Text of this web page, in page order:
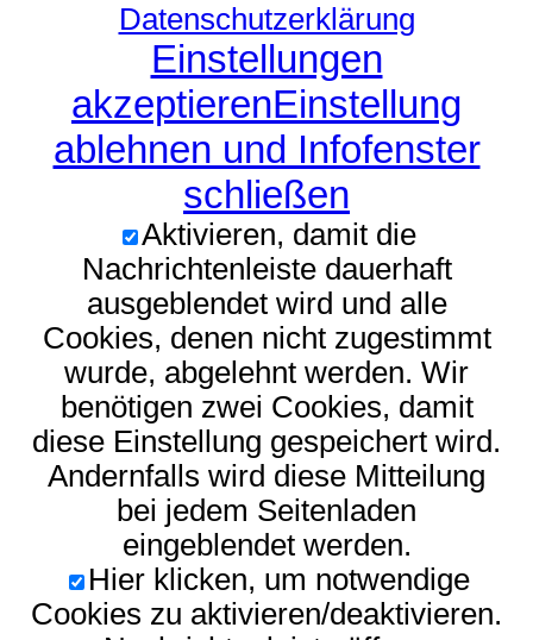
Datenschutzerklärung
Einstellungen
akzeptierenEinstellung
ablehnen und Infofenster
schließen
Aktivieren, damit die
Nachrichtenleiste dauerhaft
ausgeblendet wird und alle
Cookies, denen nicht zugestimmt
wurde, abgelehnt werden. Wir
benötigen zwei Cookies, damit
diese Einstellung gespeichert wird.
Andernfalls wird diese Mitteilung
bei jedem Seitenladen
eingeblendet werden.
Hier klicken, um notwendige
Cookies zu aktivieren/deaktivieren.